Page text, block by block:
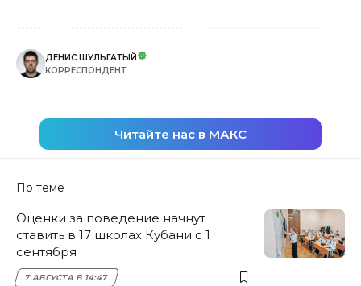
ДЕНИС ШУЛЬГАТЫЙ
КОРРЕСПОНДЕНТ
Читайте нас в МАКС
По теме
Оценки за поведение начнут
ставить в 17 школах Кубани с 1
сентября
7 АВГУСТА В 14:47